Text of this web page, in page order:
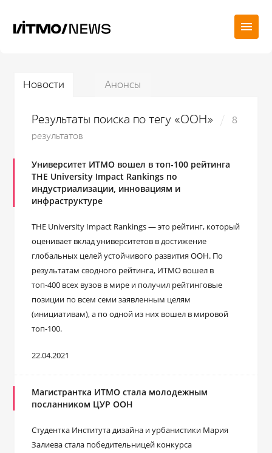
Новости Анонсы
Результаты поиска по тегу «ООН»
8
результатов
Университет ИТМО вошел в топ-100 рейтинга
THE University Impact Rankings по
индустриализации, инновациям и
инфраструктуре
THE University Impact Rankings — это рейтинг, который
оценивает вклад университетов в достижение
глобальных целей устойчивого развития ООН. По
результатам сводного рейтинга, ИТМО вошел в
топ-400 всех вузов в мире и получил рейтинговые
позиции по всем семи заявленным целям
(инициативам), а по одной из них вошел в мировой
топ-100.
22.04.2021
Магистрантка ИТМО стала молодежным
посланником ЦУР ООН
Студентка Института дизайна и урбанистики Мария
Залиева стала победительницей конкурса